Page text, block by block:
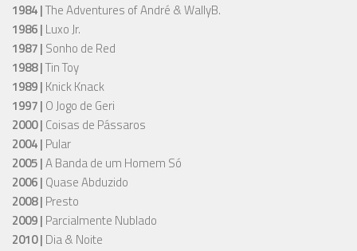
1984 |The Adventures of André & WallyB.
1986 | Luxo Jr.
1987 | Sonho de Red
1988 |Tin Toy
1989 | Knick Knack
1997 | O Jogo de Geri
2000 | Coisas de Pássaros
2004 | Pular
2005 |A Banda de um Homem Só
2006 | Quase Abduzido
2008 | Presto
2009 | Parcialmente Nublado
2010 | Dia & Noite